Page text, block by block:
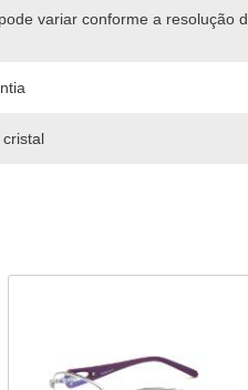
variar conforme a resolução